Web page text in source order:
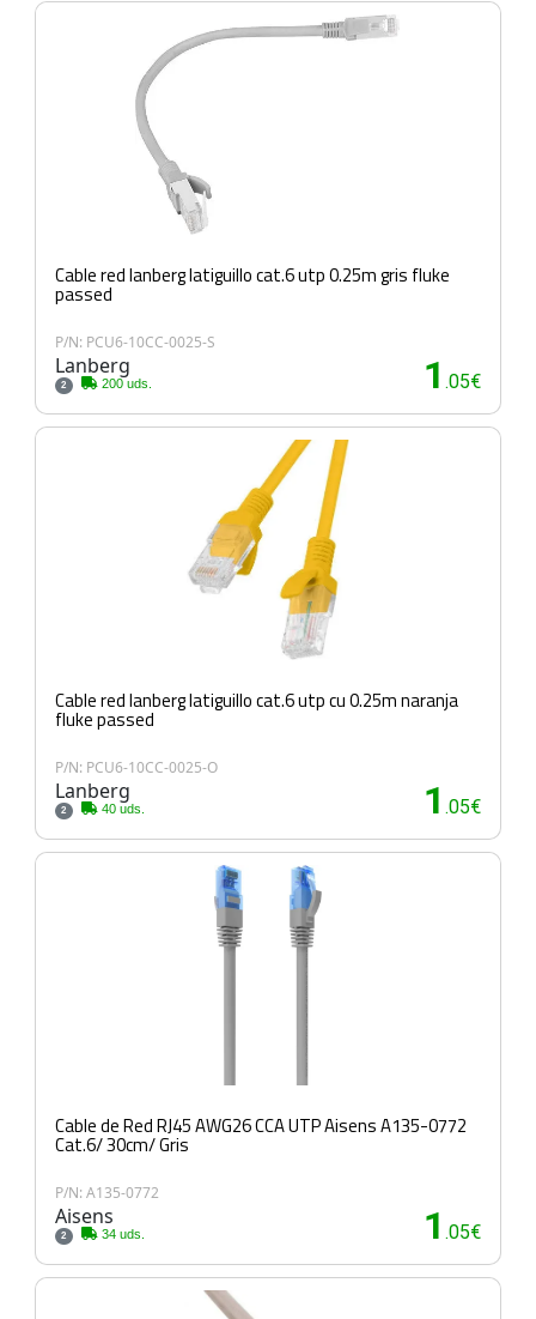
Cable red lanberg latiguillo cat.6 utp 0.25m gris fluke
passed
P/N: PCU6-10CC-0025-S
Lanberg
2 200 uds. 1 .05€
Cable red lanberg latiguillo cat.6 utp cu 0.25m naranja
fluke passed
P/N: PCU6-10CC-0025-O
Lanberg
2 40 uds. 1 .05€
Cable de Red RJ45 AWG26 CCA UTP Aisens A135-0772
Cat.6/ 30cm/ Gris
P/N: A135-0772
Aisens
2 34 uds. 1 .05€